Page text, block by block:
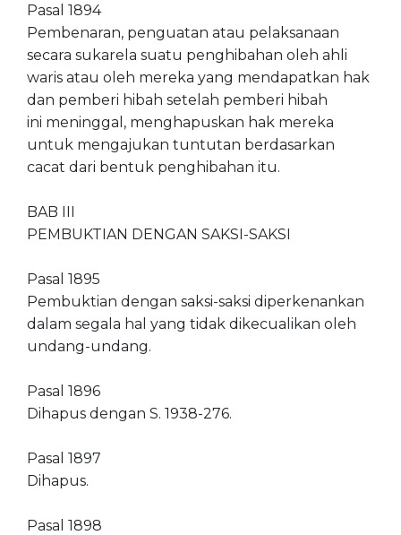
Pasal 1894
Pembenaran, penguatan atau pelaksanaan
secara sukarela suatu penghibahan oleh ahli
waris atau oleh mereka yang mendapatkan hak
dan pemberi hibah setelah pemberi hibah
ini meninggal, menghapuskan hak mereka
untuk mengajukan tuntutan berdasarkan
cacat dari bentuk penghibahan itu.
BAB III
PEMBUKTIAN DENGAN SAKSI-SAKSI
Pasal 1895
Pembuktian dengan saksi-saksi diperkenankan
dalam segala hal yang tidak dikecualikan oleh
undang-undang.
Pasal 1896
Dihapus dengan S. 1938-276.
Pasal 1897
Dihapus.
Pasal 1898